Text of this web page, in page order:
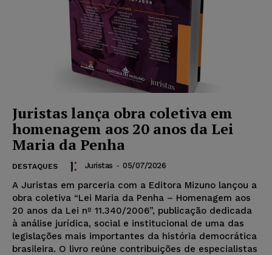
Juristas lança obra coletiva em
homenagem aos 20 anos da Lei
Maria da Penha
DESTAQUES Juristas - 05/07/2026
A Juristas em parceria com a Editora Mizuno lançou a
obra coletiva “Lei Maria da Penha – Homenagem aos
20 anos da Lei nº 11.340/2006”, publicação dedicada
à análise jurídica, social e institucional de uma das
legislações mais importantes da história democrática
brasileira. O livro reúne contribuições de especialistas